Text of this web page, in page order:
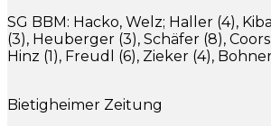
SG BBM: Hacko, Welz; Haller (4),
(3), Heuberger (3), Schäfer (8),
Hinz (1), Freudl (6), Zieker (4),
Bietigheimer Zeitung